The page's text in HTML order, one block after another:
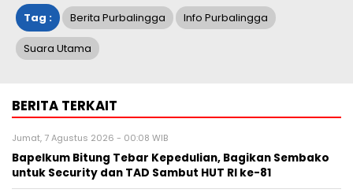
Tag : Berita Purbalingga Info Purbalingga
Suara Utama
BERITA TERKAIT
Jumat, 7 Agustus 2026 - 00:08 WIB
Bapelkum Bitung Tebar Kepedulian, Bagikan Sembako
untuk Security dan TAD Sambut HUT RI ke-81